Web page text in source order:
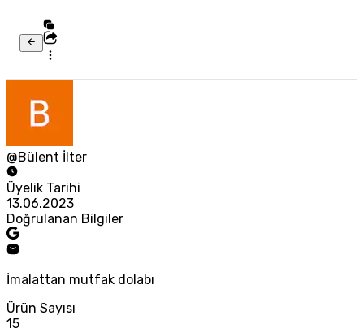
@Bülent İlter
Üyelik Tarihi
13.06.2023
Doğrulanan Bilgiler
İmalattan mutfak dolabı
Ürün Sayısı
15